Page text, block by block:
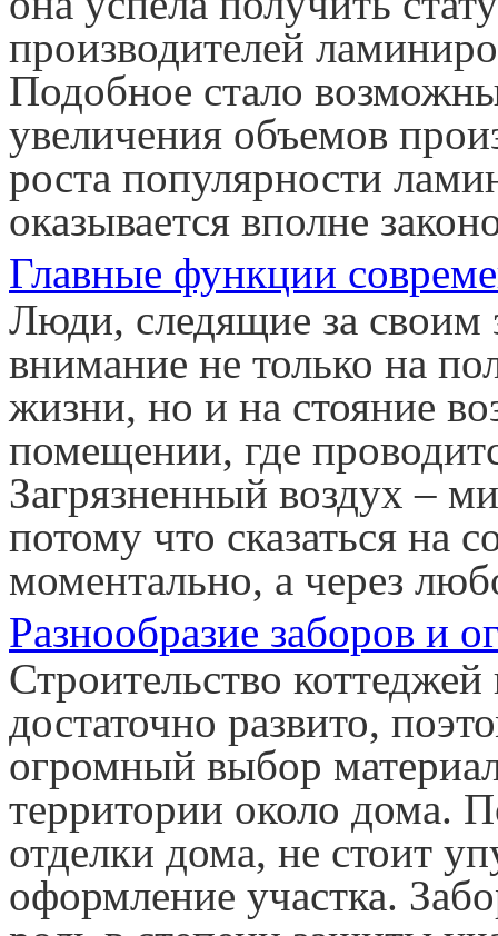
производителей
Подобное стало
увеличения объемов
роста популярности
оказывается вполне
Главные функции
Люди, следящие за своим
внимание не только на
жизни, но и на стояние
помещении, где
Загрязненный воздух –
потому что сказаться на
моментально, а через
Разнообразие заборов и
Строительство
достаточно развито,
огромный выбор
территории около дома.
отделки дома, не стоит
оформление участка.